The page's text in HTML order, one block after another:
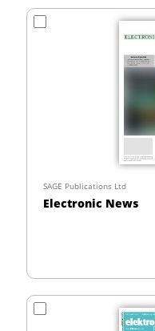
SAGE Publications Ltd
Electronic News